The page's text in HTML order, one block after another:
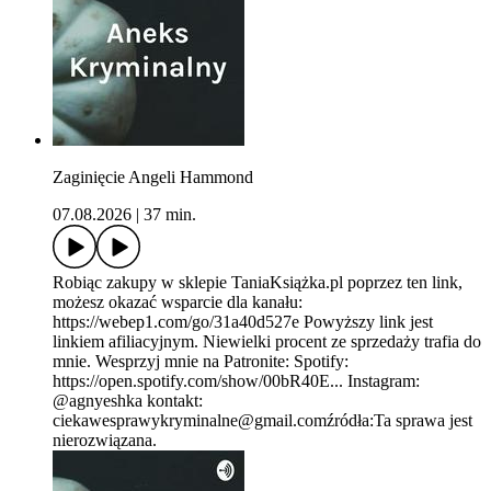
Zaginięcie Angeli Hammond
07.08.2026
37 min.
Robiąc zakupy w sklepie TaniaKsiążka.pl poprzez ten link,
możesz okazać wsparcie dla kanału:
https://webep1.com/go/31a40d527e Powyższy link jest
linkiem afiliacyjnym. Niewielki procent ze sprzedaży trafia do
mnie. Wesprzyj mnie na Patronite: Spotify:
https://open.spotify.com/show/00bR40E... Instagram:
@agnyeshka kontakt:
ciekawesprawykryminalne@gmail.comźródła:Ta sprawa jest
nierozwiązana.